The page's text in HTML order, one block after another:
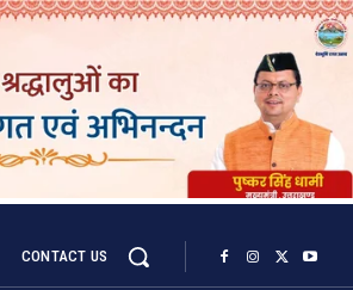
CONTACT US